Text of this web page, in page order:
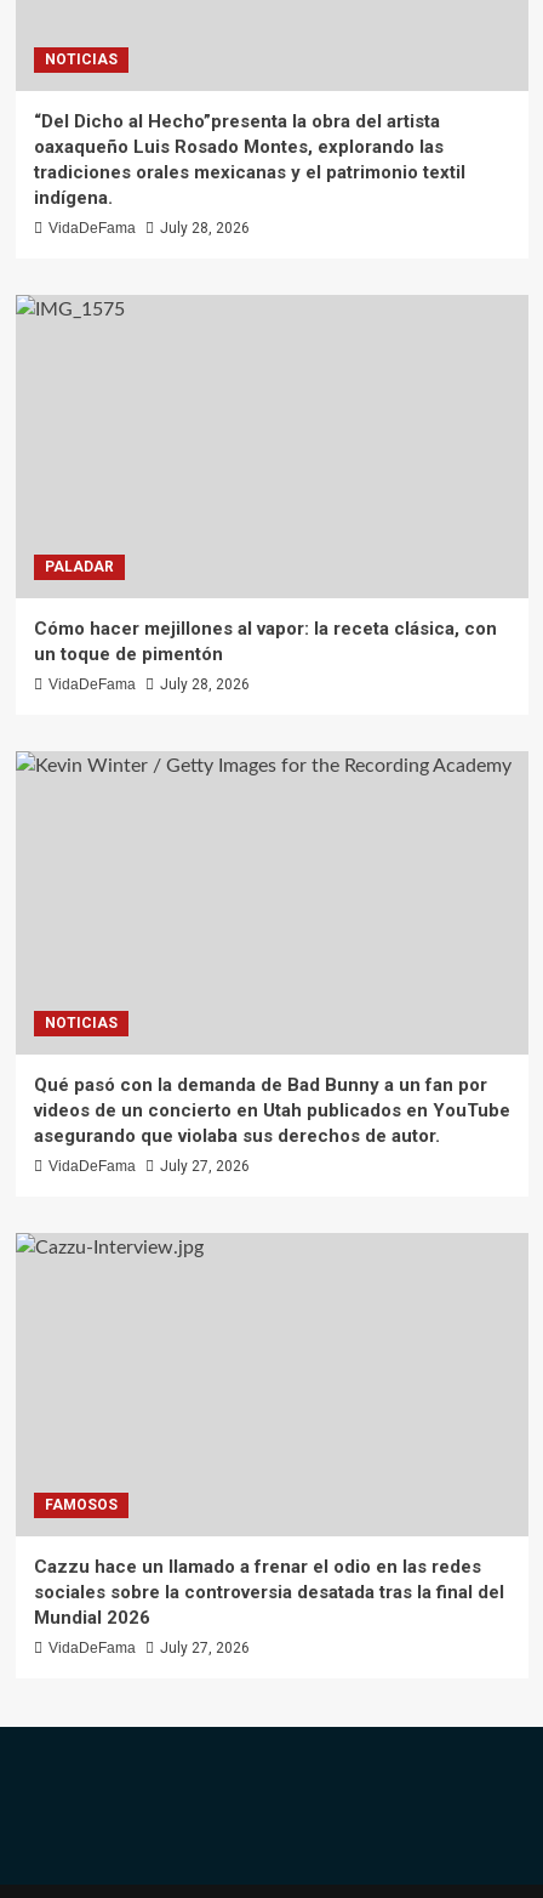
NOTICIAS
“Del Dicho al Hecho”presenta la obra del artista
oaxaqueño Luis Rosado Montes, explorando las
tradiciones orales mexicanas y el patrimonio textil
indígena.
VidaDeFama July 28, 2026
PALADAR
Cómo hacer mejillones al vapor: la receta clásica, con
un toque de pimentón
VidaDeFama July 28, 2026
NOTICIAS
Qué pasó con la demanda de Bad Bunny a un fan por
videos de un concierto en Utah publicados en YouTube
asegurando que violaba sus derechos de autor.
VidaDeFama July 27, 2026
FAMOSOS
Cazzu hace un llamado a frenar el odio en las redes
sociales sobre la controversia desatada tras la final del
Mundial 2026
VidaDeFama July 27, 2026